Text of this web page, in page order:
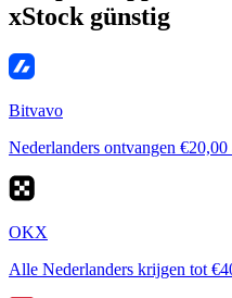
xStock günstig
Bitvavo
Nederlanders ontvangen
OKX
Alle Nederlanders krijgen tot